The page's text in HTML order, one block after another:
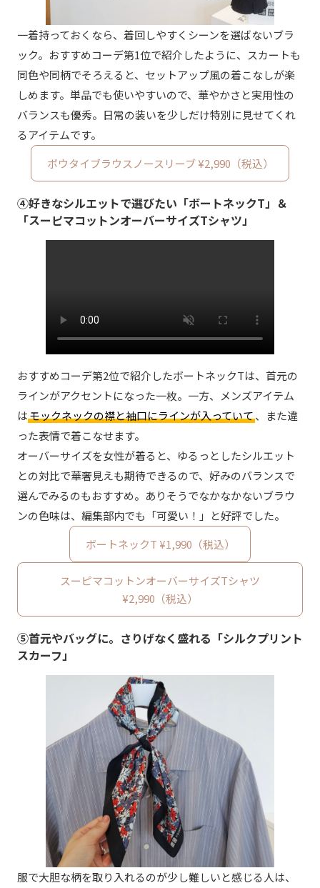
一着持っておくなら、着回しやすくシーンを選ばないブラ
ック。おすすめコーデ第1位で紹介したように、スカートも
同色や同柄でそろえると、セットアップ風の着こなしが楽
しめます。単品でも使いやすいので、華やかさと実用性の
バランスも優秀。日常の装いを少しだけ特別に見せてくれ
るアイテムです。
ボウタイブラウスノースリーブ ¥2,990（税込）
④好きなシルエットで選びたい「ボートネックT」＆
「スーピマコットンオーバーサイズTシャツ」
おすすめコーデ第2位で紹介したボートネックTは、首元の
ラインがアクセントになった一枚。一方、メンズアイテム
はモックネックの襟と袖口にラインが入っていて、また違
った表情で着こなせます。
オーバーサイズを女性が着ると、ゆるっとしたシルエット
との対比で華奢見えも期待できるので、好みのバランスで
選んでみるのもおすすめ。ありそうでなかなかないブラウ
ンの色味は、編集部内でも「可愛い！」と好評でした。
ボートネックT ¥1,990（税込）
スーピマコットンオーバーサイズTシャツ
¥2,990（税込）
⑤首元やバッグに。さりげなく盛れる「シルクプリント
スカーフ」
服で大胆な柄を取り入れるのが少し難しいと感じる人は、